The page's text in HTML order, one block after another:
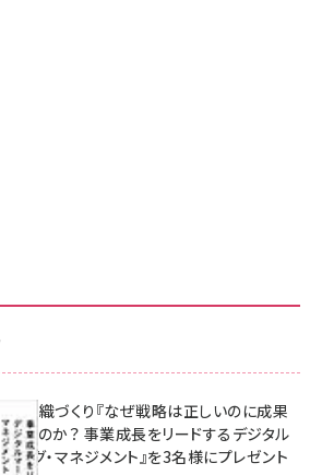
む組織づくり『なぜ戦略は正しいのに成果
ないのか？ 事業成長をリードするデジタル
ング・マネジメント』を3名様にプレゼント